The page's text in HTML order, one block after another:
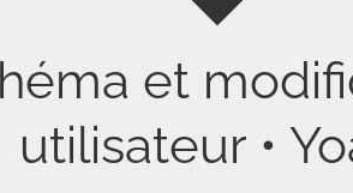
et
utilisateur •